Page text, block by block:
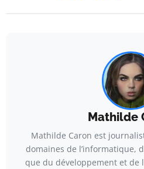
Mathilde
Mathilde Caron est
domaines de l’informatique,
que du développement et de